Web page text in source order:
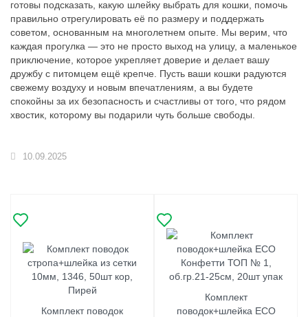
готовы подсказать, какую шлейку выбрать для кошки, помочь
правильно отрегулировать её по размеру и поддержать
советом, основанным на многолетнем опыте. Мы верим, что
каждая прогулка — это не просто выход на улицу, а маленькое
приключение, которое укрепляет доверие и делает вашу
дружбу с питомцем ещё крепче. Пусть ваши кошки радуются
свежему воздуху и новым впечатлениям, а вы будете
спокойны за их безопасность и счастливы от того, что рядом
хвостик, которому вы подарили чуть больше свободы.
10.09.2025
Комплект поводок
Комплект
поводок+шлейка ECO